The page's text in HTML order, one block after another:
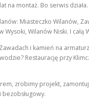
na montaż. Bo serwis działa.
Miasteczko Wilanów,
Wysoki, Wilanów Niski. I całą
i kamień na
Restaurację przy
zrobimy projekt,